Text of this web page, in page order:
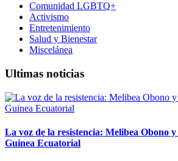
Comunidad LGBTQ+
Activismo
Entretenimiento
Salud y Bienestar
Miscelánea
Ultimas noticias
La voz de la resistencia: Melibea Obono
Guinea Ecuatorial